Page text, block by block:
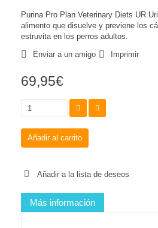
Purina Pro Plan Veterinary Diets UR
alimento que disuelve y previene los
estruvita en los perros adultos.
Enviar a un amigo
Imprimir
69,95€
Añadir al carrito
Añadir a la lista de deseos
Más información